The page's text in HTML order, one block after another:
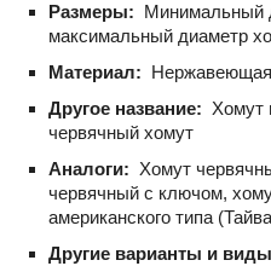
Размеры: Минимальный
максимальный диаметр
Материал:
Другое название: Хомут
червячный хомут
Аналоги: Хомут
червячный с ключом,
американского типа
Другие варианты и